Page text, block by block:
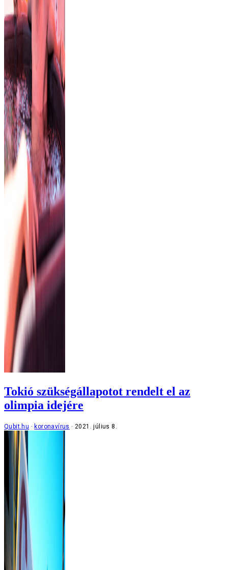
Tokió szükségállapotot rendelt el az
olimpia idejére
Qubit.hu koronavírus 2021. július 8.